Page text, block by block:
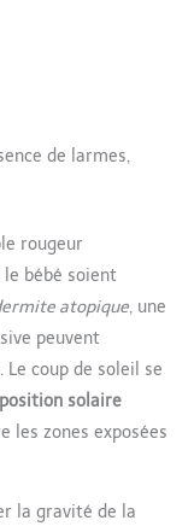
de larmes,
rougeur
le bébé soient
atopique, une
peuvent
coup de soleil se
solaire
zones exposées
la gravité de la